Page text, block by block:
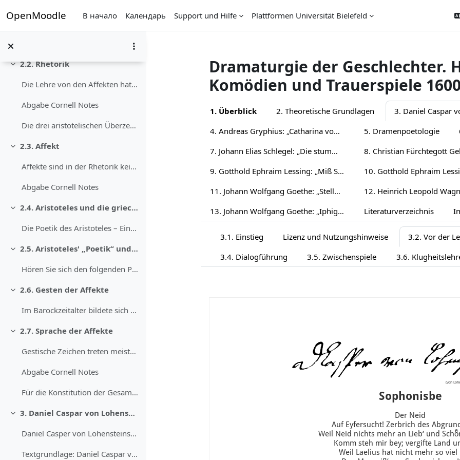
OpenMoodle В начало Календарь Support und Hilfe Plattformen Universität Bielefeld
Hören Sie nun, wie sich die Verbindun...
Свернуть
2.2. Rhetorik
Die Lehre von den Affekten hat ihre Ursprünge...
Abgabe Cornell Notes
Die drei aristotelischen Überzeugungsmittel@@PLUGI...
Свернуть
2.3. Affekt
Affekte sind in der Rhetorik keine spontanen Emoti...
Abgabe Cornell Notes
Свернуть
2.4. Aristoteles und die griechische Tragödie
Die Poetik des Aristoteles – Ein knappe...
Свернуть
2.5. Aristoteles' „Poetik“ und ihre Rezeption
Hören Sie sich den folgenden Podcast an, um e...
Свернуть
2.6. Gesten der Affekte
Im Barockzeitalter bildete sich zum ersten Mal in ...
Свернуть
2.7. Sprache der Affekte
Gestische Zeichen treten meistens im Zusammenspiel...
Abgabe Cornell Notes
Für die Konstitution der Gesamtbedeutung der ...
Свернуть
3. Daniel Caspar von Lohenstein: „Sophonisbe“
Daniel Casper von Lohensteins „Sophonisbe&ld...
Textgrundlage: Daniel Caspar von Lohenstein: So...
Dramaturgie der Geschlechter.
Komödien und Trauerspiele
Section outline
1. Überblick 2. Theoretische Grundlagen
4. Andreas Gryphius: „Catharina von Georgien“
5. Dramenpoetologie
7. Johann Elias Schlegel: „Die stumme Schönheit“
9. Gotthold Ephraim Lessing: „Miß Sara Sampson“
11. Johann Wolfgang Goethe: „Stella“ (Fassung 1775)
13. Johann Wolfgang Goethe: „Iphigenie auf Tauris“ (Fassung 1787)
Literaturverzeichnis
3.1. Einstieg Lizenz und Nutzungshinweise 3.2. Vor der
3.4. Dialogführung
3.5. Zwischenspiele 3.6.